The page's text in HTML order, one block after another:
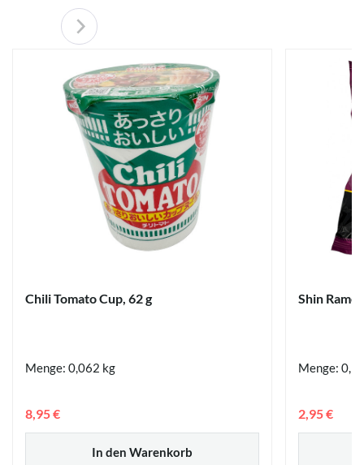
Chili Tomato Cup, 62 g
Menge: 0,062 kg
In den Warenkorb
8,95 €
Shin
Menge:
2,95 €